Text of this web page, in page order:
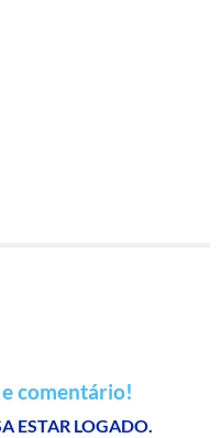
comentário!
ESTAR LOGADO.